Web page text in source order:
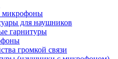
для наушников
гарнитуры
громкой связи